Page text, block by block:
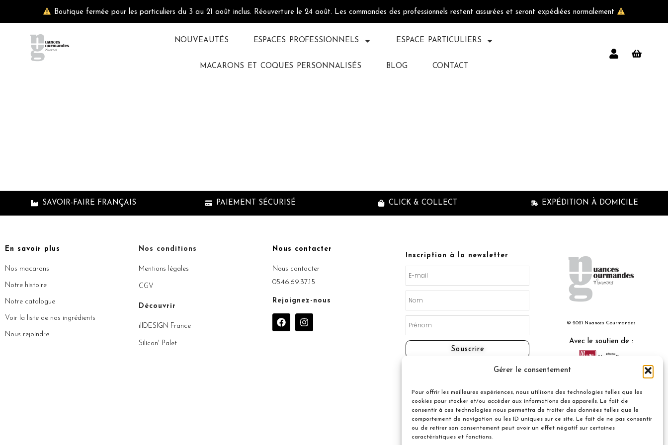
Gérer le consentement
Pour offrir les meilleures expériences, nous utilisons des technologies telles que les
cookies pour stocker et/ou accéder aux informations des appareils. Le fait de
consentir à ces technologies nous permettra de traiter des données telles que le
comportement de navigation ou les ID uniques sur ce site. Le fait de ne pas consentir
ou de retirer son consentement peut avoir un effet négatif sur certaines
caractéristiques et fonctions.
au
Boutique fermée pour les particuliers du 3 au 21 août inclus. Réouverture le 24 août. Les commandes des professionnels restent assurées et seront expédiées normalement
NOUVEAUTÉS ESPACES PROFESSIONNELS ESPACE PARTICULIERS
MACARONS ET COQUES PERSONNALISÉS BLOG CONTACT
SAVOIR-FAIRE FRANÇAIS PAIEMENT SÉCURISÉ CLICK & COLLECT EXPÉDITION À DOMICILE
En savoir plus
Nos macarons
Notre histoire
Notre catalogue
Voir la liste de nos ingrédients
Nous rejoindre
Nos conditions
Mentions légales
CGV
Découvrir
illDESIGN France
Silicon' Palet
Nous contacter
Nous contacter
05.46.69.37.15
Rejoignez-nous
F
a
I
n
Inscription à la newsletter
Souscrire
© 2021 Nuances Gourmandes
Avec le soutien de :